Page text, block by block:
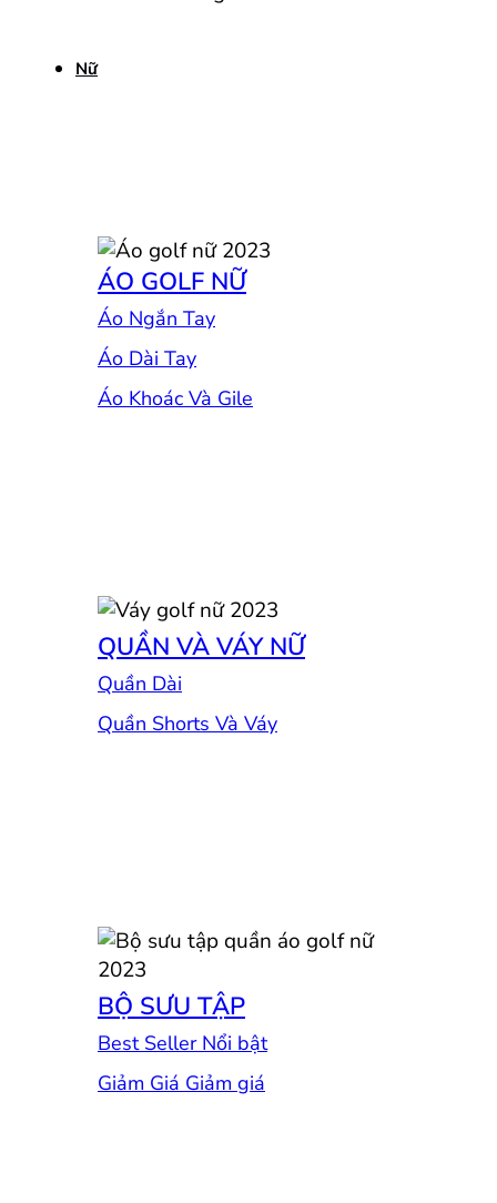
Nữ
ÁO GOLF NỮ
Áo Ngắn Tay
Áo Dài Tay
Áo Khoác Và Gile
QUẦN VÀ VÁY NỮ
Quần Dài
Quần Shorts Và Váy
BỘ SƯU TẬP
Best Seller
Giảm Giá